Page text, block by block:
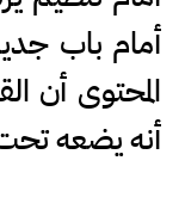
أمام باب
المحتوى أن
أنه يضعه